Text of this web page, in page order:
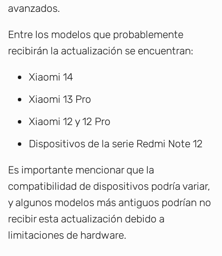
avanzados.
Entre los modelos que probablemente
recibirán la actualización se encuentran:
Xiaomi 14
Xiaomi 13 Pro
Xiaomi 12 y 12 Pro
Dispositivos de la serie Redmi Note 12
Es importante mencionar que la
compatibilidad de dispositivos podría variar,
y algunos modelos más antiguos podrían no
recibir esta actualización debido a
limitaciones de hardware.